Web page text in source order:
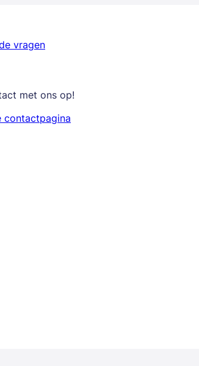
vragen
met ons op!
contactpagina